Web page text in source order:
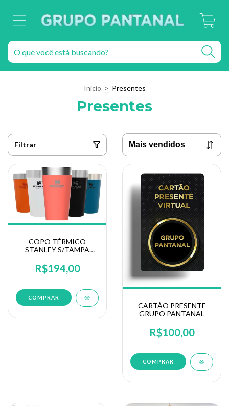
Início > Presentes
Presentes
Filtrar
COPO TÉRMICO
STANLEY S/TAMPA
R$194,00
COMPRAR
CARTÃO PRESENTE
GRUPO PANTANAL
R$100,00
COMPRAR